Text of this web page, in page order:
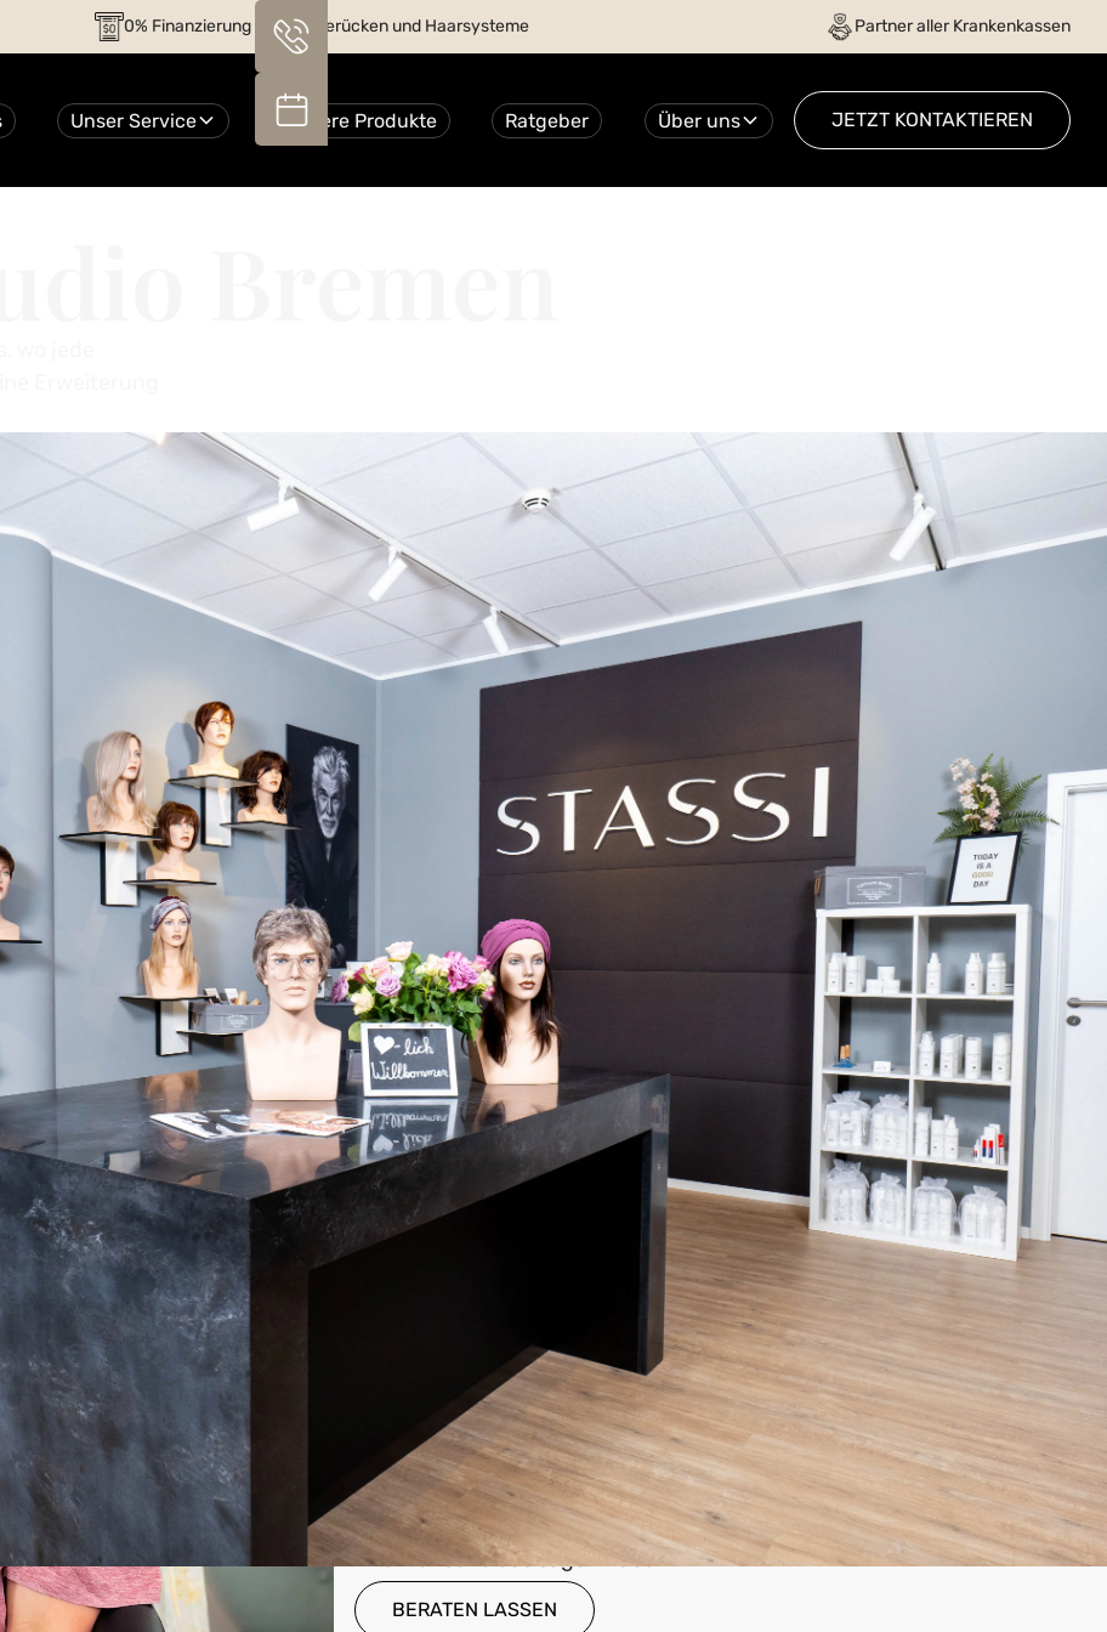
0% Finanzierung auf alle Perücken und Haarsysteme Partner aller Krankenkassen
Unser Service Unsere Produkte Ratgeber Über uns JETZT KONTAKTIEREN
Maßgeschneiderte
Beratung, die Sie
spüren
Bei uns finden Sie nicht einfach nur eine Perücke - Sie entdecken einen
Teil von sich, der Ihre Persönlichkeit unterstreicht und Ihr
Selbstbewusstsein stärkt. Mit unserem vielfältigen Angebot, das von
natürlichen Haarqualitäten bis zu innovativen Synthetikfasern reicht,
können Sie sicher sein, dass jede Perücke auf Ihre individuellen
Bedürfnisse abgestimmt ist.
Vertraute Verwandlung
Unsere zertifizierten Beraterinnen verstehen es meisterhaft, auf jede
Ihrer Anforderungen einzugehen und sorgen dafür, dass Sie sich in
Ihrer neuen Frisur nicht nur wohl, sondern zu Hause fühlen. Wir bieten
nicht nur eine 0%-Finanzierung, um den Komfort unserer Services
zugänglich zu machen, sondern auch die Sicherheit einer
Partnerschaft mit allen Krankenkassen. Erleben Sie den Komfort
unserer maßgeschneiderten Dienstleistungen, die dort beginnen, wo
Ihre Wünsche das sagen haben.
BERATEN LASSEN